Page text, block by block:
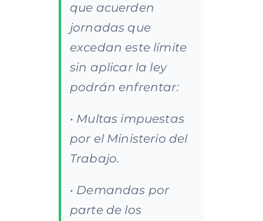
que acuerden
jornadas que
excedan este límite
sin aplicar la ley
podrán enfrentar:
• Multas impuestas
por el Ministerio del
Trabajo.
• Demandas por
parte de los